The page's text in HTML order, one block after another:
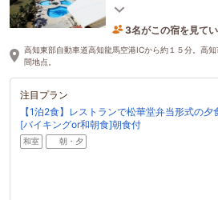
〈別館のみペット宿泊
3名がこの宿を見て
7時間前に予約されま
高知東部自動車道高知龍馬空港ICから約１５分。高
間地点。
注目プラン
【1泊2食】レストランで松華堂弁当形式の夕
[バイキングor和朝食]朝食付
和室 朝・夕